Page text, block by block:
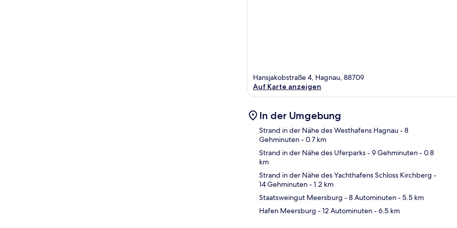
Hansjakobstraße 4, Hagnau, 88709
Auf Karte anzeigen
In der Umgebung
Strand in der Nähe des Westhafens Hagnau- 8
Gehminuten- 0.7 km
Strand in der Nähe des Uferparks- 9 Gehminuten- 0.8
km
Strand in der Nähe des Yachthafens Schloss Kirchberg -
14 Gehminuten- 1.2 km
Staatsweingut Meersburg - 8 Autominuten- 5.5 km
Hafen Meersburg - 12 Autominuten- 6.5 km